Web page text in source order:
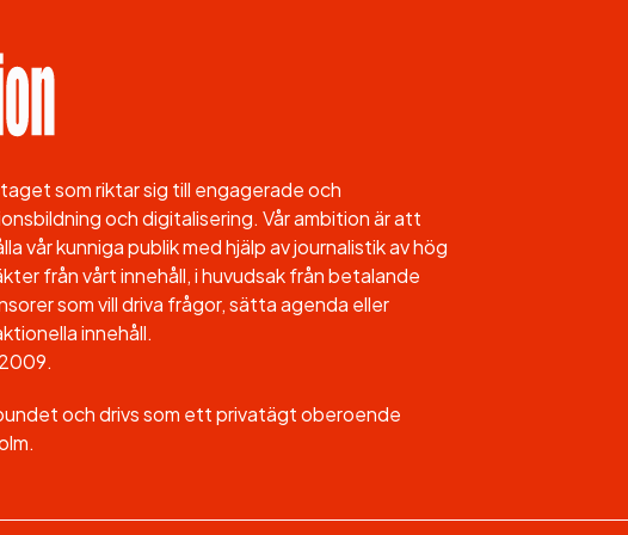
som riktar sig till engagerade och
och digitalisering. Vår ambition är att
vår kunniga publik med hjälp av journalistik av hög
från vårt innehåll, i huvudsak från betalande
som vill driva frågor, sätta agenda eller
innehåll.
och drivs som ett privatägt oberoende